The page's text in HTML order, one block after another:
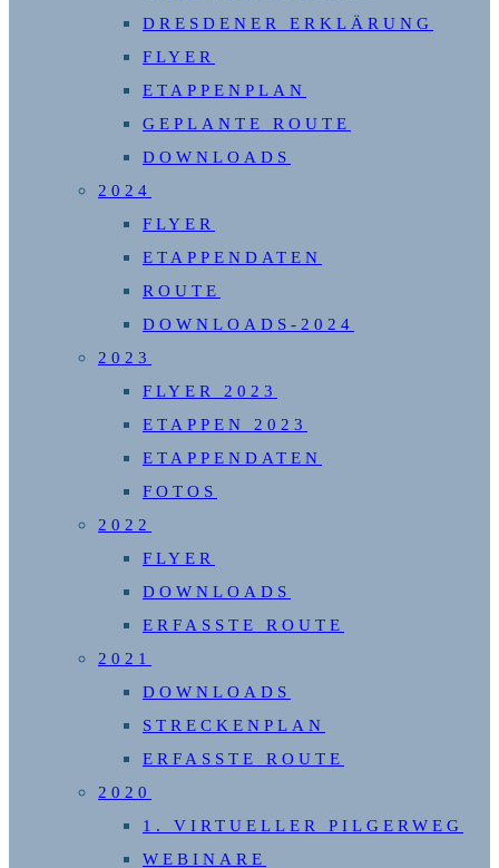
DRESDENER ERKLÄRUNG
FLYER
ETAPPENPLAN
GEPLANTE ROUTE
DOWNLOADS
2024
FLYER
ETAPPENDATEN
ROUTE
DOWNLOADS-2024
2023
FLYER 2023
ETAPPEN 2023
ETAPPENDATEN
FOTOS
2022
FLYER
DOWNLOADS
ERFASSTE ROUTE
2021
DOWNLOADS
STRECKENPLAN
ERFASSTE ROUTE
2020
1. VIRTUELLER PILGERWEG
WEBINARE